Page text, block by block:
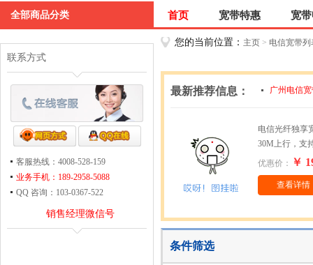
全部商品分类 首页 宽带特惠 宽
联系方式
客服热线：4008-528-159
业务手机：189-2958-5088
QQ 咨询：103-0367-522
销售经理微信号
您的当前位置： 主页 > 电信宽带列
最新推荐信息： 广州电信
电信光纤独享
30M上行，支
优惠价： ￥
查看详情
条件筛选